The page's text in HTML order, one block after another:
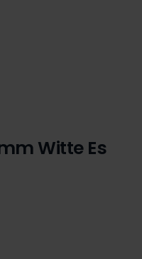
Witte Es